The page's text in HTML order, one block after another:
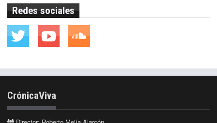
Redes sociales
CrónicaViva